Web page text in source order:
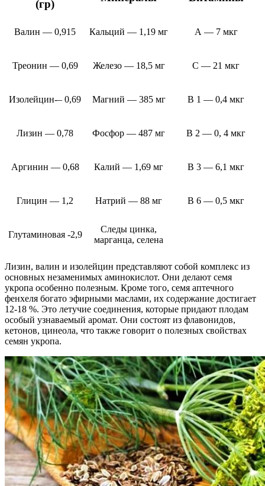
(гр)
Валин — 0,915 Кальций — 1,19 мг А — 7 мкг
Треонин — 0,69 Железо — 18,5 мг С — 21 мкг
Изолейцин-– 0,69 Магний — 385 мг B 1 — 0,4 мкг
Лизин — 0,78 Фосфор — 487 мг B 2 — 0, 4 мкг
Аргинин — 0,68 Калий — 1,69 мг B 3 — 6,1 мкг
Глицин — 1,2 Натрий — 88 мг B 6 — 0,5 мкг
Глутаминовая -2,9
Следы цинка,
марганца, селена
Лизин, валин и изолейцин представляют собой комплекс из
основных незаменимых аминокислот. Они делают семя
укропа особенно полезным. Кроме того, семя аптечного
фенхеля богато эфирными маслами, их содержание достигает
12-18 %. Это летучие соединения, которые придают плодам
особый узнаваемый аромат. Они состоят из флавонидов,
кетонов, цинеола, что также говорит о полезных свойствах
семян укропа.